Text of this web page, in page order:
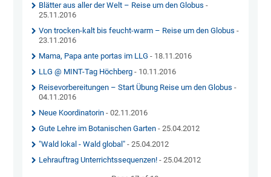
Blätter aus aller der Welt – Reise um den Globus-
25.11.2016
Von trocken-kalt bis feucht-warm – Reise um den Globus -
23.11.2016
Mama, Papa ante portas im LLG- 18.11.2016
LLG @ MINT-Tag Höchberg - 10.11.2016
Reisevorbereitungen – Start Übung Reise um den Globus -
04.11.2016
Neue Koordinatorin - 02.11.2016
Gute Lehre im Botanischen Garten - 25.04.2012
"Wald lokal - Wald global" - 25.04.2012
Lehrauftrag Unterrichtssequenzen! - 25.04.2012